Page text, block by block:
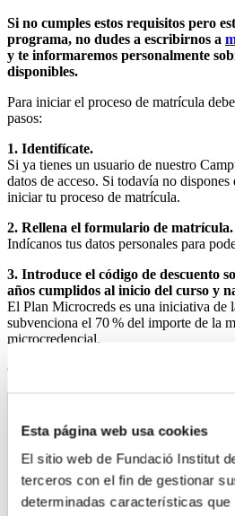
Esta página web usa cookies
El sitio web de Fundació Institut
terceros con el fin de gestionar
determinadas características
Si no cumples estos requisitos pero
programa, no dudes a escribirnos a
y te informaremos personalmente
disponibles.
Para iniciar el proceso de matrícula
pasos:
1. Identifícate.
Si ya tienes un usuario de nuestro
datos de acceso. Si todavía no
iniciar tu proceso de matrícula.
2. Rellena el formulario de matrícula.
Indícanos tus datos personales para
3. Introduce el código de descuento
años cumplidos al inicio del curso y
El Plan Microcreds es una iniciativa de
subvenciona el 70 % del importe de la
microcredencial.
Código: